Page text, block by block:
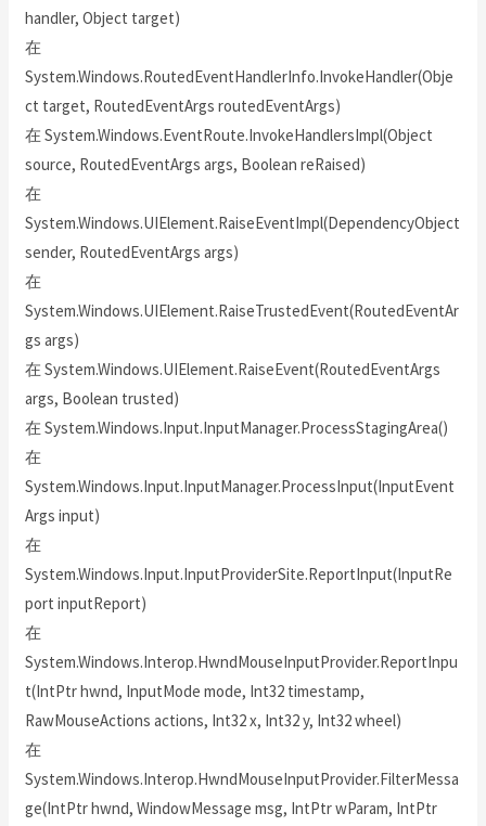
handler, Object target)
在
System.Windows.RoutedEventHandlerInfo.InvokeHandler(Obje
ct target, RoutedEventArgs routedEventArgs)
在 System.Windows.EventRoute.InvokeHandlersImpl(Object
source, RoutedEventArgs args, Boolean reRaised)
在
System.Windows.UIElement.RaiseEventImpl(DependencyObject
sender, RoutedEventArgs args)
在
System.Windows.UIElement.RaiseTrustedEvent(RoutedEventAr
gs args)
在 System.Windows.UIElement.RaiseEvent(RoutedEventArgs
args, Boolean trusted)
在 System.Windows.Input.InputManager.ProcessStagingArea()
在
System.Windows.Input.InputManager.ProcessInput(InputEvent
Args input)
在
System.Windows.Input.InputProviderSite.ReportInput(InputRe
port inputReport)
在
System.Windows.Interop.HwndMouseInputProvider.ReportInpu
t(IntPtr hwnd, InputMode mode, Int32 timestamp,
RawMouseActions actions, Int32 x, Int32 y, Int32 wheel)
在
System.Windows.Interop.HwndMouseInputProvider.FilterMessa
ge(IntPtr hwnd, WindowMessage msg, IntPtr wParam, IntPtr